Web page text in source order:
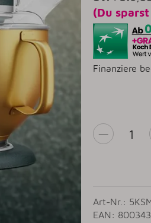
(Du sparst
Finanziere
Art-Nr.:
EAN: